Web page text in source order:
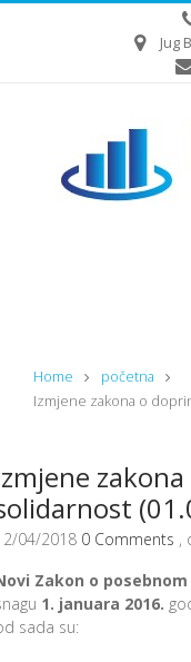
Jug
Home
početna
Izmjene zakona o
04/2018 0 Comments ,
Zakon o
1. januara 2016.
sada su: